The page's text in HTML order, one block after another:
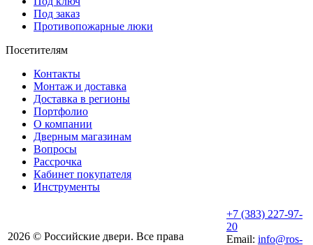
Под заказ
Противопожарные люки
Посетителям
Контакты
Монтаж и доставка
Доставка в регионы
Портфолио
О компании
Дверным магазинам
Вопросы
Рассрочка
Кабинет покупателя
Инструменты
2026 © Российские двери. Все права
+7 (383) 227-97-
20
Email: info@ros-